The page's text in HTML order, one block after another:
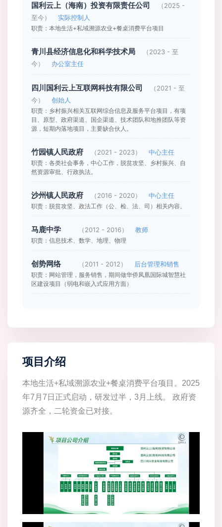
国利云上（海南）投资有限责任公司
（2025 -
至今）
实际控制人
职责：本地生活+私域溯源农业+餐桌消费平台项目
青川县经济信息化和科学技术局
（2023 - 至
今）
办公室主任
四川国利云上互联网科技有限公司
（2021 - 至
今）
创始人
职责：乡村振兴相关互联网综合信息及服务平台项目，有项
目、原型、政府渠道、国企渠道、技术团队和地推团队等资
源，短期内落地项目，主要缺合伙人。
竹园镇人民政府 （2021 - 2023） 中心主任
职责：各类社会事务，中心工作，脱贫攻坚、乡村振兴、自
然资源审批、行政执法。
沙州镇人民政府 （2016 - 2020） 中心主任
职责：脱贫攻坚、政法工作（公、检、法、司）相关内容。
马鹿中学 （2012 - 2016） 教师
职责：信息技术、数学、地理、物理
创势网络 （2011 - 2012） 后台管理和销售
职责：网站管理，服务销售，期间做华侨凤凰国际城智慧社
区建设项目（弱电和嵌入式应用方面）
项目介绍
本地生活+私域溯源农业+餐桌消费平台项目。2025
年7月7日正式启动，研发过半，3月上线。 政府资
源齐全，二轮资金已对接。